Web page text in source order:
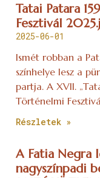
Tatai Patara
Fesztivál
2025-06-01
Ismét robban a
színhelye lesz a
partja. A XVII.
Történelmi
Részletek »
A Fatia Negra
nagyszínpadi